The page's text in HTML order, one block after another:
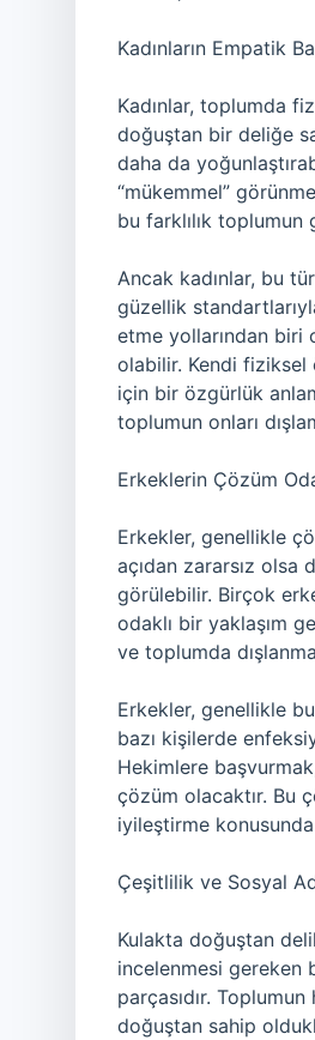
Kadınların Empatik
Kadınlar, toplumda
doğuştan bir deliğe
daha da
“mükemmel”
bu farklılık
Ancak kadınlar, bu
güzellik
etme yollarından biri
olabilir. Kendi fiziksel
için bir özgürlük
toplumun onları
Erkeklerin Çözüm
Erkekler, genellikle
açıdan zararsız
görülebilir. Birçok
odaklı bir yaklaşım
ve toplumda
Erkekler, genellikle
bazı kişilerde
Hekimlere
çözüm olacaktır. Bu
iyileştirme konusunda
Çeşitlilik ve Sosyal
Kulakta doğuştan
incelenmesi gereken
parçasıdır.
doğuştan sahip